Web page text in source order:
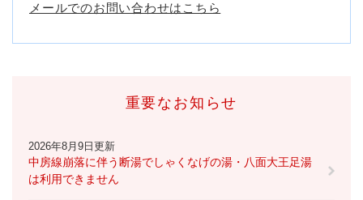
メールでのお問い合わせはこちら
重要なお知らせ
2026年8月9日更新
中房線崩落に伴う断湯でしゃくなげの湯・八面大王足湯
は利用できません